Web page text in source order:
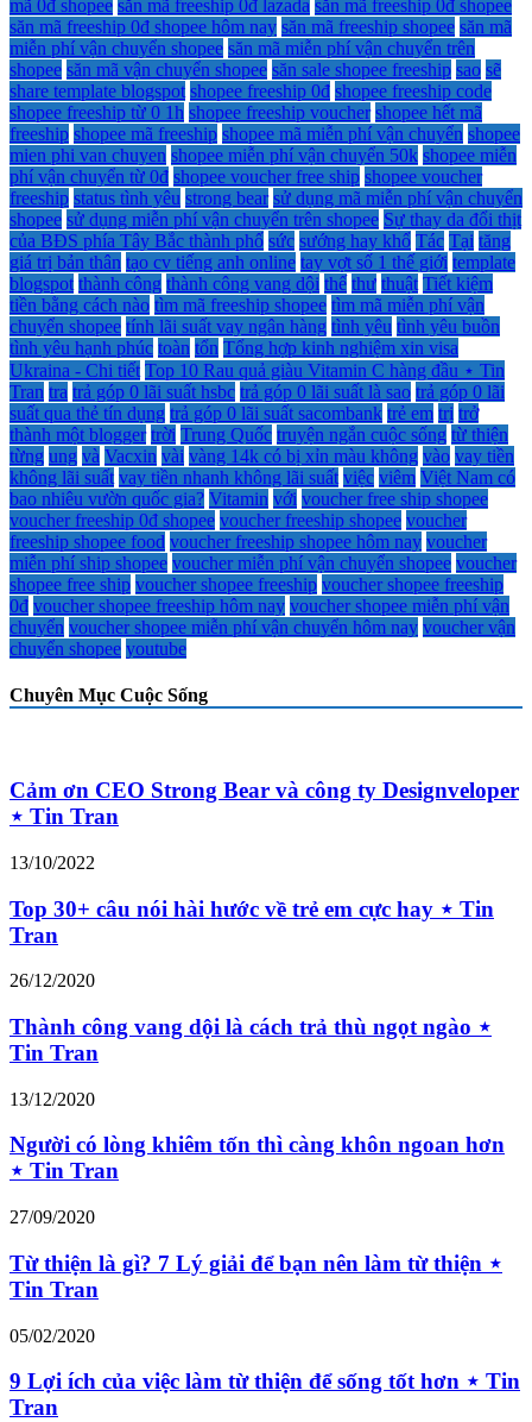
mã 0đ shopee săn mã freeship 0đ lazada săn mã freeship 0đ shopee
săn mã freeship 0đ shopee hôm nay săn mã freeship shopee săn mã
miễn phí vận chuyển shopee săn mã miễn phí vận chuyển trên
shopee săn mã vận chuyển shopee săn sale shopee freeship sao sẽ
share template blogspot shopee freeship 0đ shopee freeship code
shopee freeship từ 0 1h shopee freeship voucher shopee hết mã
freeship shopee mã freeship shopee mã miễn phí vận chuyển shopee
mien phi van chuyen shopee miễn phí vận chuyển 50k shopee miễn
phí vận chuyển từ 0đ shopee voucher free ship shopee voucher
freeship status tình yêu strong bear sử dụng mã miễn phí vận chuyển
shopee sử dụng miễn phí vận chuyển trên shopee Sự thay da đổi thịt
của BĐS phía Tây Bắc thành phố sức sướng hay khổ Tác Tại tăng
giá trị bản thân tạo cv tiếng anh online tay vợt số 1 thế giới template
blogspot thành công thành công vang dội thế thư thuật Tiết kiệm
tiền bằng cách nào tìm mã freeship shopee tìm mã miễn phí vận
chuyển shopee tính lãi suất vay ngân hàng tình yêu tình yêu buồn
tình yêu hạnh phúc toàn tổn Tổng hợp kinh nghiệm xin visa
Ukraina - Chi tiết Top 10 Rau quả giàu Vitamin C hàng đầu ⋆ Tin
Tran tra trả góp 0 lãi suất hsbc trả góp 0 lãi suất là sao trả góp 0 lãi
suất qua thẻ tín dụng trả góp 0 lãi suất sacombank trẻ em trị trở
thành một blogger trời Trung Quốc truyện ngắn cuộc sống từ thiện
từng ung và Vacxin vài vàng 14k có bị xỉn màu không vào vay tiền
không lãi suất vay tiền nhanh không lãi suất việc viêm Việt Nam có
bao nhiêu vườn quốc gia? Vitamin với voucher free ship shopee
voucher freeship 0đ shopee voucher freeship shopee voucher
freeship shopee food voucher freeship shopee hôm nay voucher
miễn phí ship shopee voucher miễn phí vận chuyển shopee voucher
shopee free ship voucher shopee freeship voucher shopee freeship
0đ voucher shopee freeship hôm nay voucher shopee miễn phí vận
chuyển voucher shopee miễn phí vận chuyển hôm nay voucher vận
chuyển shopee youtube
Chuyên Mục Cuộc Sống
Cảm ơn CEO Strong Bear và công ty Designveloper
⋆ Tin Tran
13/10/2022
Top 30+ câu nói hài hước về trẻ em cực hay ⋆ Tin
Tran
26/12/2020
Thành công vang dội là cách trả thù ngọt ngào ⋆
Tin Tran
13/12/2020
Người có lòng khiêm tốn thì càng khôn ngoan hơn
⋆ Tin Tran
27/09/2020
Từ thiện là gì? 7 Lý giải để bạn nên làm từ thiện ⋆
Tin Tran
05/02/2020
9 Lợi ích của việc làm từ thiện để sống tốt hơn ⋆ Tin
Tran